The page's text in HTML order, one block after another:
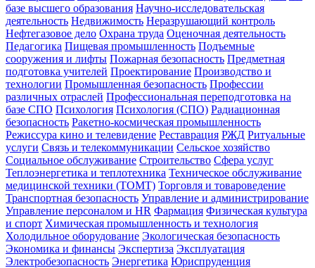
базе высшего образования Научно-исследовательская
деятельность Недвижимость Неразрушающий контроль
Нефтегазовое дело Охрана труда Оценочная деятельность
Педагогика Пищевая промышленность Подъемные
сооружения и лифты Пожарная безопасность Предметная
подготовка учителей Проектирование Производство и
технологии Промышленная безопасность Профессии
различных отраслей Профессиональная переподготовка на
базе СПО Психология Психология (СПО) Радиационная
безопасность Ракетно-космическая промышленность
Режиссура кино и телевидение Реставрация РЖД Ритуальные
услуги Связь и телекоммуникации Сельское хозяйство
Социальное обслуживание Строительство Сфера услуг
Теплоэнергетика и теплотехника Техническое обслуживание
медицинской техники (ТОМТ) Торговля и товароведение
Транспортная безопасность Управление и администрирование
Управление персоналом и HR Фармация Физическая культура
и спорт Химическая промышленность и технология
Холодильное оборудование Экологическая безопасность
Экономика и финансы Экспертиза Эксплуатация
Электробезопасность Энергетика Юриспруденция